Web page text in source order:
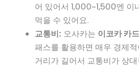
어 있어서 1,000~1,500엔 이
먹을 수 있어요.
교통비: 오사카는 이코카 카드
패스를 활용하면 매우 경제
거리가 길어서 교통비가 상